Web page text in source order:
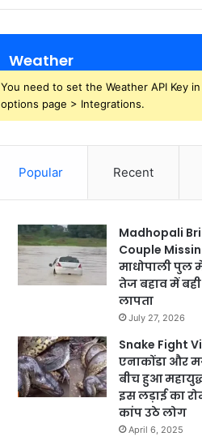
Weather
You need to set the Weather API Key
options page > Integrations.
Popular Recent
Madhopali
Couple
माधोपाली पुल
तेज बहाव में बही
लापता
July 27, 2026
Snake Fight
एनाकोंडा और
बीच हुआ
इस लड़ाई का
कांप उठे लोग
April 6, 2025